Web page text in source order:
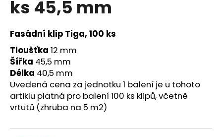
ks 45,5 mm
Fasádní klip Tiga, 100 ks
Tloušťka 12 mm
Šířka 45,5 mm
Délka 40,5 mm
Uvedená cena za jednotku 1 balení je u tohoto
artiklu platná pro balení 100 ks klipů, včetně
vrtutů (zhruba na 5 m2)
a
í
t
?
HLEDAT